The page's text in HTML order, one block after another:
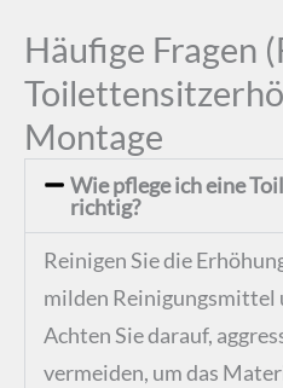
Häufige Fragen
Montage
Wie pflege ich eine
richtig?
Reinigen Sie die
milden Reinigungsmittel
Achten Sie darauf,
vermeiden, um das